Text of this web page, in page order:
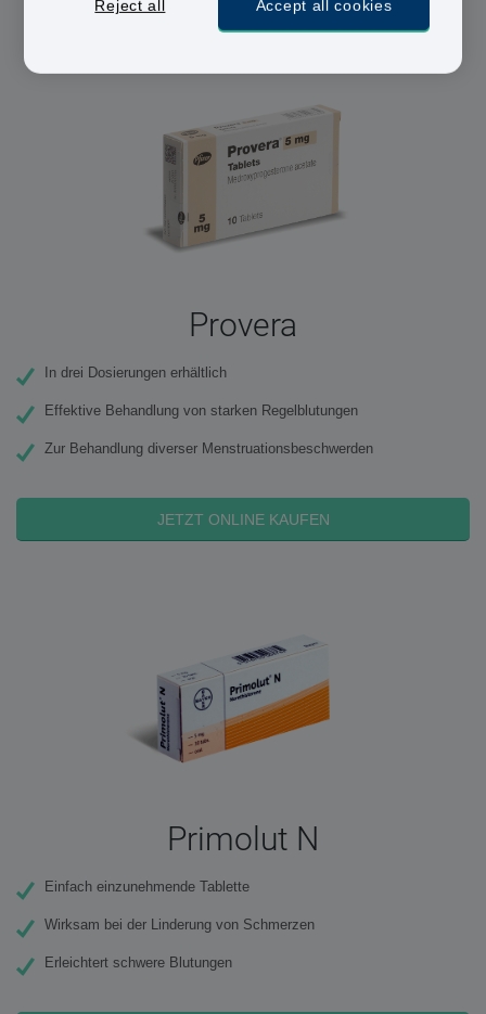
starke Regelblutungen
Provera
In drei Dosierungen erhältlich
Effektive Behandlung von starken Regelblutungen
Zur Behandlung diverser Menstruationsbeschwerden
JETZT ONLINE KAUFEN
Primolut N
Einfach einzunehmende Tablette
Wirksam bei der Linderung von Schmerzen
Erleichtert schwere Blutungen
Reject all Accept all cookies